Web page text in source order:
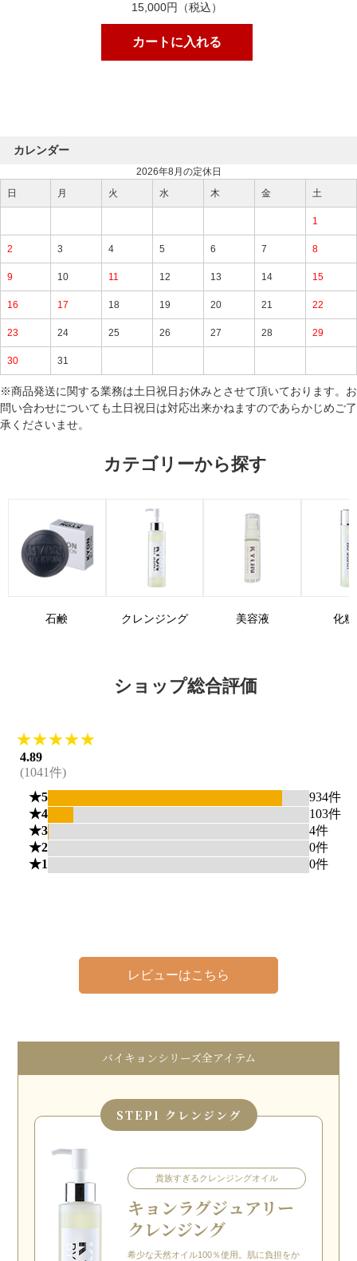
15,000円（税込）
カートに入れる
カレンダー
2026年8月の定休日
日
月 火 水 木 金 土
1
2 3 4 5 6 7 8
9 10 11 12 13 14 15
16 17 18 19 20 21 22
23 24 25 26 27 28 29
30 31
※商品発送に関する業務は土日祝日お休みとさせて頂いております。お
問い合わせについても土日祝日は対応出来かねますのであらかじめご了
承くださいませ。
カテゴリーから探す
石鹸 クレンジング 美容液 化
ショップ総合評価
レビューはこちら
バイキョンシリーズ全アイテム
STEP1 クレンジング
貴族すぎるクレンジングオイル
キョンラグジュアリー
クレンジング
希少な天然オイル100％使用。肌に負担をか